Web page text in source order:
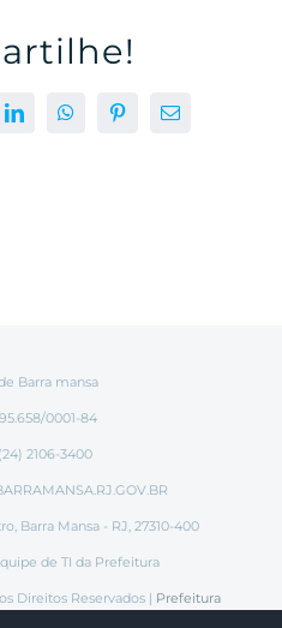
LinkedInWhatsAppPinterest
E-
Barra mansa
0001-84
2106-3400
Barra Mansa - RJ, 27310-400
de TI da Prefeitura
Direitos Reservados | Prefeitura